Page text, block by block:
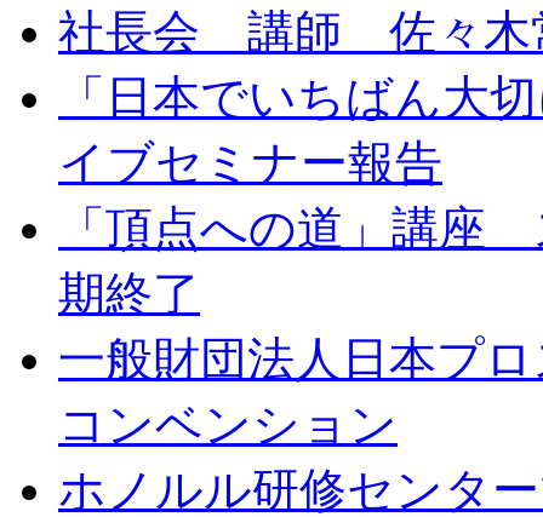
社長会 講師 佐々木
「日本でいちばん大
イブセミナー報告
「頂点への道」講
期終了
一般財団法人日本プ
コンベンション
ホノルル研修センタ